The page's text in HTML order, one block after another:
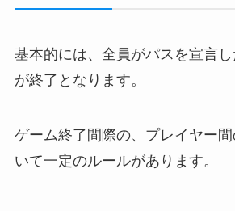
基本的には、全員がパスを宣言
が終了となります。
ゲーム終了間際の、プレイヤー
いて一定のルールがあります。